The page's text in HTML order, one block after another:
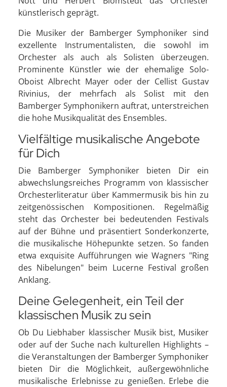
künstlerisch geprägt.
Die Musiker der Bamberger Symphoniker sind
exzellente Instrumentalisten, die sowohl im
Orchester als auch als Solisten überzeugen.
Prominente Künstler wie der ehemalige Solo-
Oboist Albrecht Mayer oder der Cellist Gustav
Rivinius, der mehrfach als Solist mit den
Bamberger Symphonikern auftrat, unterstreichen
die hohe Musikqualität des Ensembles.
Vielfältige musikalische Angebote
für Dich
Die Bamberger Symphoniker bieten Dir ein
abwechslungsreiches Programm von klassischer
Orchesterliteratur über Kammermusik bis hin zu
zeitgenössischen Kompositionen. Regelmäßig
steht das Orchester bei bedeutenden Festivals
auf der Bühne und präsentiert Sonderkonzerte,
die musikalische Höhepunkte setzen. So fanden
etwa exquisite Aufführungen wie Wagners "Ring
des Nibelungen" beim Lucerne Festival großen
Anklang.
Deine Gelegenheit, ein Teil der
klassischen Musik zu sein
Ob Du Liebhaber klassischer Musik bist, Musiker
oder auf der Suche nach kulturellen Highlights –
die Veranstaltungen der Bamberger Symphoniker
bieten Dir die Möglichkeit, außergewöhnliche
musikalische Erlebnisse zu genießen. Erlebe die